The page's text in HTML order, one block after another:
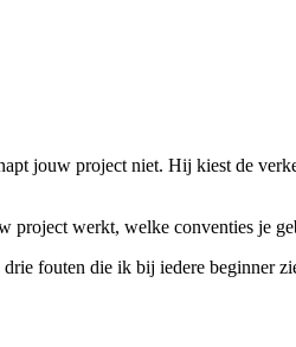
jouw project niet. Hij kiest de
project werkt, welke conventies je
fouten die ik bij iedere beginner